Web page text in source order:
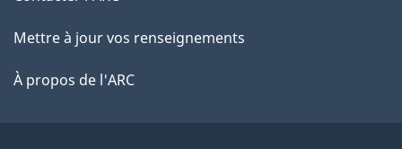
o
c
l
a
r
t
ce
site
Mettre à jour vos renseignements
À propos de l'ARC